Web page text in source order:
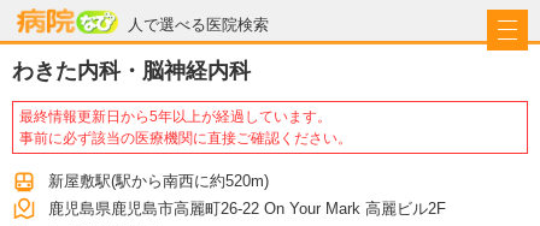
人で選べる医院検索
病院なび
わきた内科・脳神経内科
最終情報更新日から5年以上が経過しています。
事前に必ず該当の医療機関に直接ご確認ください。
新屋敷駅(駅から南西に約520m)
鹿児島県鹿児島市高麗町26-22 On Your Mark 高麗ビル2F